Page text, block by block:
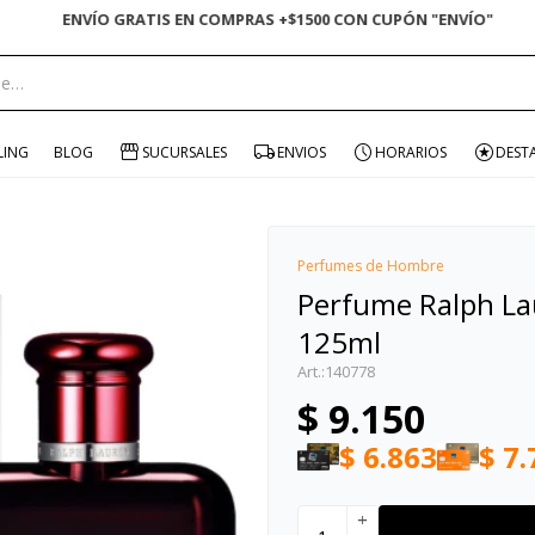
ENVÍO GRATIS EN COMPRAS +$1500 CON CUPÓN "ENVÍO"
BLOG SUCURSALES ENVIOS HORARIOS
Perfumes de Hombre
Perfume Ralph
125ml
140778
$ 9.150
$ 6.863 $
add